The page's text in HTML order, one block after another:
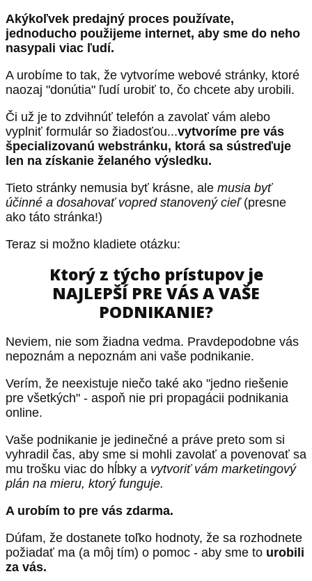
Akýkoľvek predajný proces používate,
jednoducho použijeme internet, aby sme do neho
nasypali viac ľudí.
A urobíme to tak, že vytvoríme webové stránky, ktoré
naozaj "donútia" ľudí urobiť to, čo chcete aby urobili.
Či už je to zdvihnúť telefón a zavolať vám alebo
vyplniť formulár so žiadosťou...vytvoríme pre vás
špecializovanú webstránku, ktorá sa sústreďuje
len na získanie želaného výsledku.
Tieto stránky nemusia byť krásne, ale musia byť
účinné a dosahovať vopred stanovený cieľ (presne
ako táto stránka!)
Teraz si možno kladiete otázku:
Ktorý z týcho prístupov je
NAJLEPŠÍ PRE VÁS A VAŠE
PODNIKANIE?
Neviem, nie som žiadna vedma. Pravdepodobne vás
nepoznám a nepoznám ani vaše podnikanie.
Verím, že neexistuje niečo také ako "jedno riešenie
pre všetkých" - aspoň nie pri propagácii podnikania
online.
Vaše podnikanie je jedinečné a práve preto som si
vyhradil čas, aby sme si mohli zavolať a povenovať sa
mu trošku viac do hĺbky a vytvoriť vám marketingový
plán na mieru, ktorý funguje.
A urobím to pre vás zdarma.
Dúfam, že dostanete toľko hodnoty, že sa rozhodnete
požiadať ma (a môj tím) o pomoc - aby sme to urobili
za vás.